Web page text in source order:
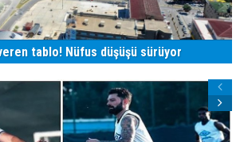
tablo! Nüfus düşüşü sürüyor